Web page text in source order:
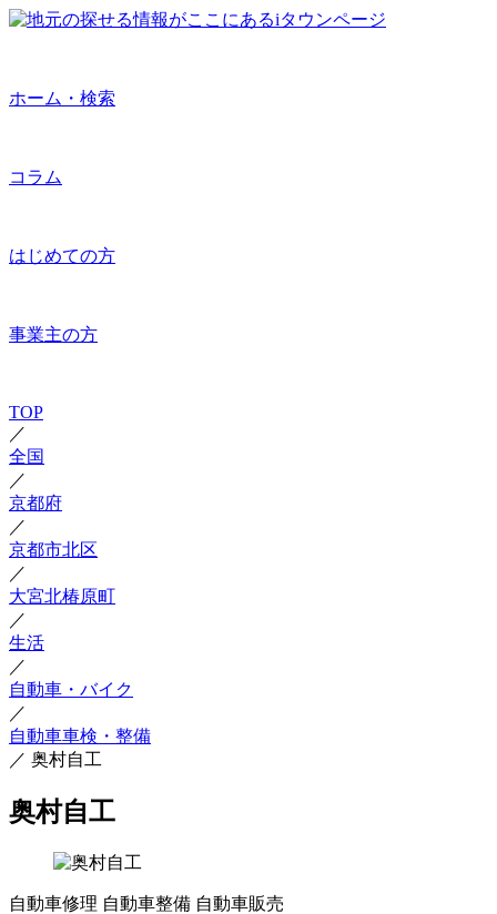
ホーム・検索
コラム
はじめての方
事業主の方
TOP
／
全国
／
京都府
／
京都市北区
／
大宮北椿原町
／
生活
／
自動車・バイク
／
自動車車検・整備
／ 奥村自工
奥村自工
自動車修理 自動車整備 自動車販売